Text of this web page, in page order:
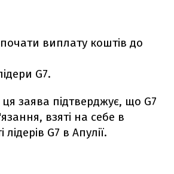
виплату коштів до
G7.
заява підтверджує, що G7
взяті на себе в
лідерів G7 в Апулії.